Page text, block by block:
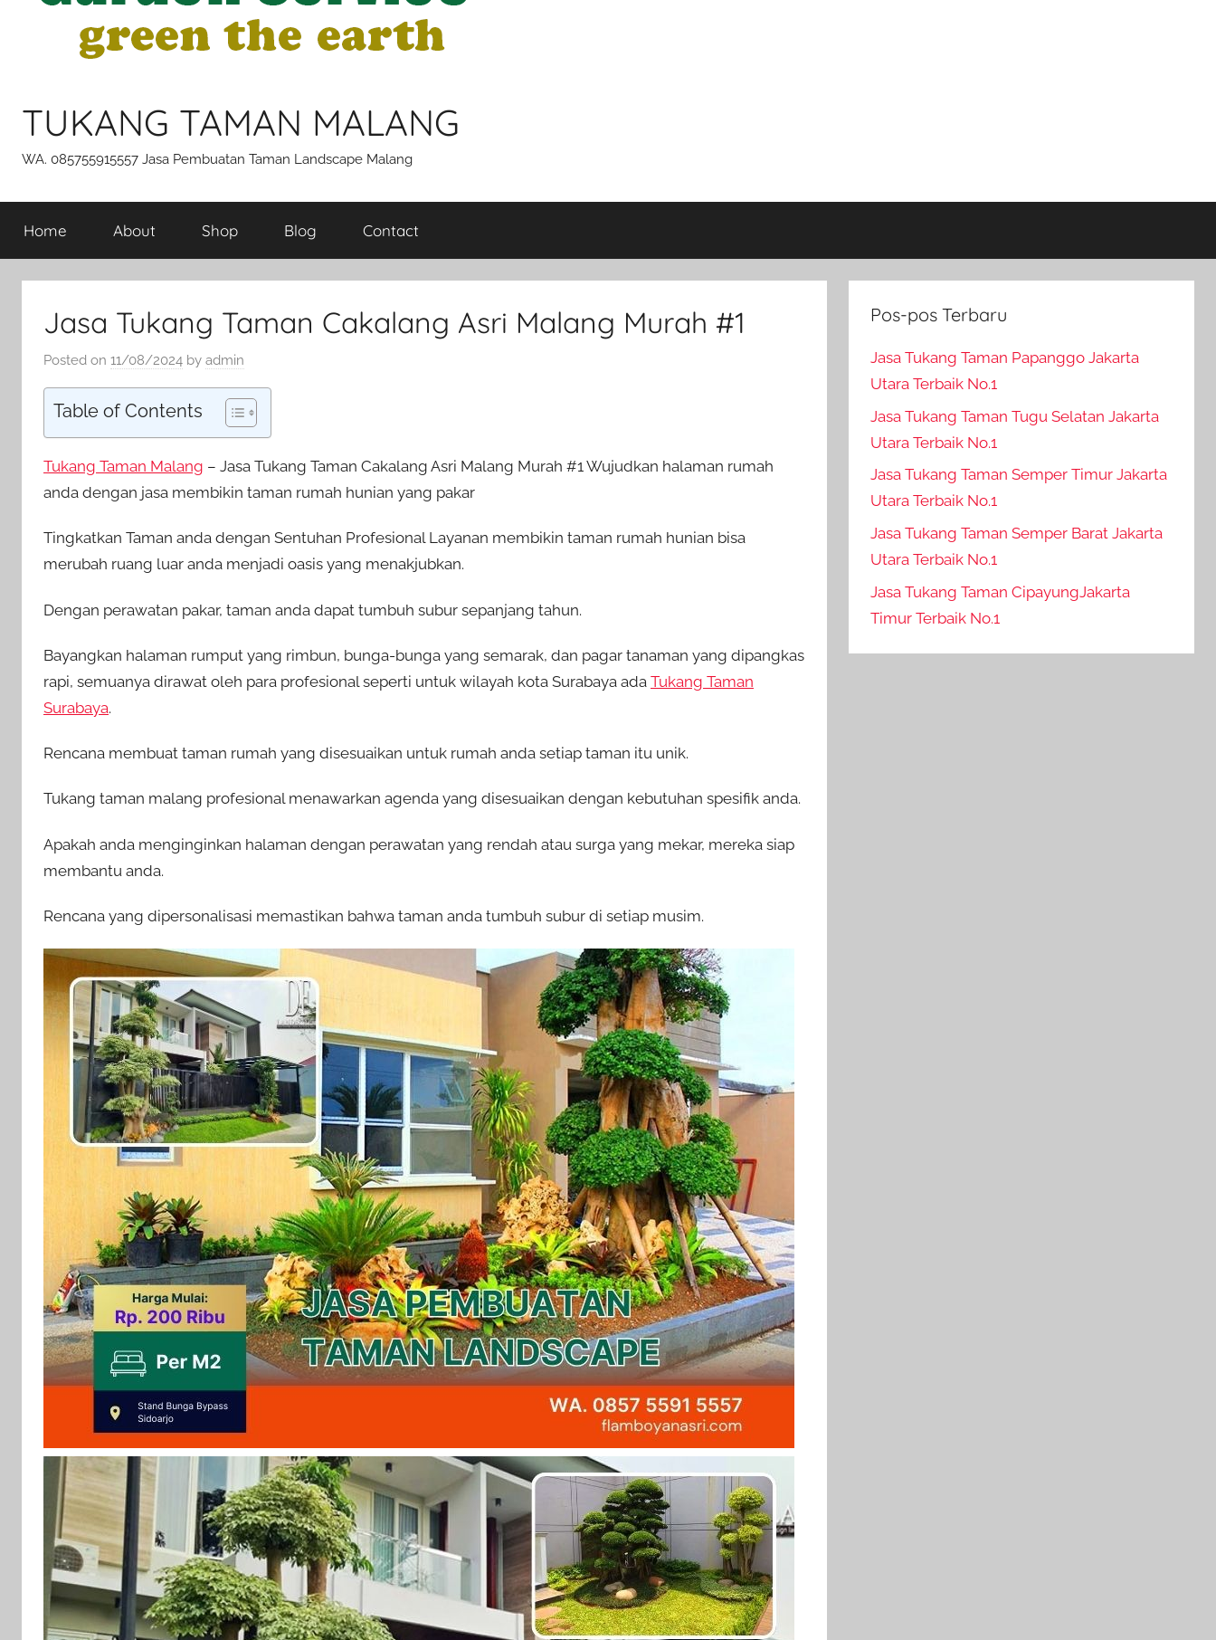
TUKANG TAMAN MALANG
WA. 085755915557 Jasa Pembuatan Taman Landscape Malang
Home About Shop Blog Contact
Jasa Tukang Taman Cakalang Asri Malang Murah #1
Posted on 11/08/2024 by admin
Table of Contents
Tukang Taman Malang – Jasa Tukang Taman Cakalang Asri Malang Murah #1 Wujudkan halaman rumah
anda dengan jasa membikin taman rumah hunian yang pakar
Tingkatkan Taman anda dengan Sentuhan Profesional Layanan membikin taman rumah hunian bisa
merubah ruang luar anda menjadi oasis yang menakjubkan.
Dengan perawatan pakar, taman anda dapat tumbuh subur sepanjang tahun.
Bayangkan halaman rumput yang rimbun, bunga-bunga yang semarak, dan pagar tanaman yang dipangkas
rapi, semuanya dirawat oleh para profesional seperti untuk wilayah kota Surabaya ada Tukang Taman
Surabaya.
Rencana membuat taman rumah yang disesuaikan untuk rumah anda setiap taman itu unik.
Tukang taman malang profesional menawarkan agenda yang disesuaikan dengan kebutuhan spesifik anda.
Apakah anda menginginkan halaman dengan perawatan yang rendah atau surga yang mekar, mereka siap
membantu anda.
Rencana yang dipersonalisasi memastikan bahwa taman anda tumbuh subur di setiap musim.
Pos-pos Terbaru
Jasa Tukang Taman Papanggo Jakarta
Utara Terbaik No.1
Jasa Tukang Taman Tugu Selatan Jakarta
Utara Terbaik No.1
Jasa Tukang Taman Semper Timur Jakarta
Utara Terbaik No.1
Jasa Tukang Taman Semper Barat Jakarta
Utara Terbaik No.1
Jasa Tukang Taman CipayungJakarta
Timur Terbaik No.1